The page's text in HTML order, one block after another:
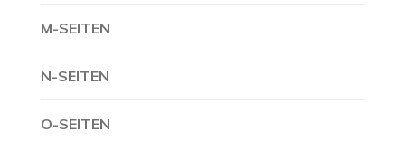
M-SEITEN
N-SEITEN
O-SEITEN